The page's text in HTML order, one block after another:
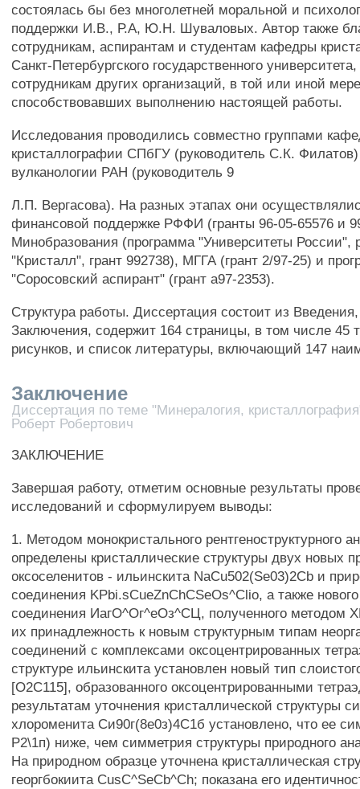
состоялась бы без многолетней моральной и
поддержки И.В., Р.А, Ю.Н. Шуваловых. Автор также
сотрудникам, аспирантам и студентам кафедры
Санкт-Петербургского государственного
сотрудникам других организаций, в той или иной
способствовавших выполнению настоящей работы.
Исследования проводились совместно группами
кристаллографии СПбГУ (руководитель С.К.
вулканологии РАН (руководитель 9
Л.П. Вергасова). На разных этапах они
финансовой поддержке РФФИ (гранты 96-05-65576 и
Минобразования (программа "Университеты России",
"Кристалл", грант 992738), МГГА (грант 2/97-25) и
"Соросовский аспирант" (грант а97-2353).
Структура работы. Диссертация состоит из
Заключения, содержит 164 страницы, в том числе 45
рисунков, и список литературы, включающий 147
Заключение
Диссертация по теме "Минералогия,
Роберт Робертович
ЗАКЛЮЧЕНИЕ
Завершая работу, отметим основные результаты
исследований и сформулируем выводы:
1. Методом монокристального рентгеноструктурного
определены кристаллические структуры двух новых
оксоселенитов - ильинскита NaCu502(Se03)2Cb и
соединения KPbi.sCueZnChCSeOs^Clio, а также нового
соединения ИагО^Ог^еОз^СЦ, полученного методом
их принадлежность к новым структурным типам
соединений с комплексами оксоцентрированных
структуре ильинскита установлен новый тип
[О2С115], образованного оксоцентрированными
результатам уточнения кристаллической структуры
хлороменита Си90г(8е0з)4С1б установлено, что ее
Р2\1п) ниже, чем симметрия структуры природного
На природном образце уточнена кристаллическая
георгбокиита CusC^SeCb^Ch; показана его